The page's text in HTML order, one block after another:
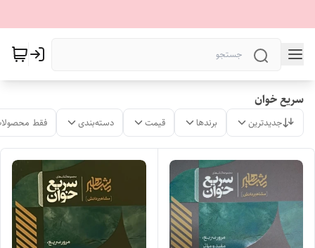
سریع خوان
جدیدترین برندها قیمت دسته‌بندی فقط